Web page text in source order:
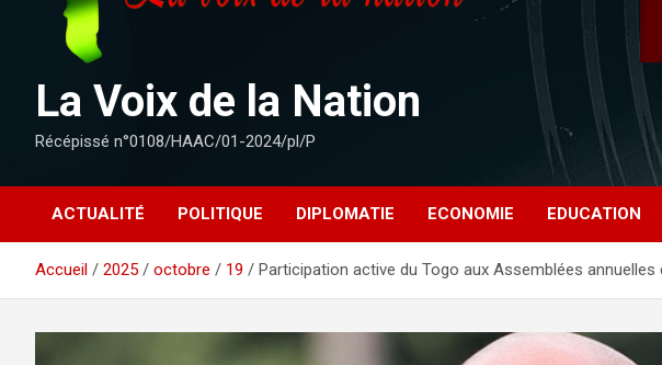
La Voix de la Nation
Récépissé n°0108/HAAC/01-2024/pl/P
ACTUALITÉ POLITIQUE DIPLOMATIE ECONOMIE EDUCATION
Accueil 2025 octobre 19 Participation active du Togo aux Assemblées annuelles